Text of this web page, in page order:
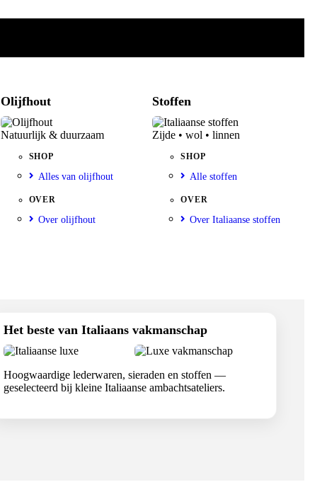
Olijfhout
Natuurlijk & duurzaam
SHOP
Alles van olijfhout
OVER
Over olijfhout
Stoffen
Zijde • wol • linnen
SHOP
Alle stoffen
OVER
Over Italiaanse stoffen
Het beste van Italiaans vakmanschap
Hoogwaardige lederwaren, sieraden en stoffen —
geselecteerd bij kleine Italiaanse ambachtsateliers.